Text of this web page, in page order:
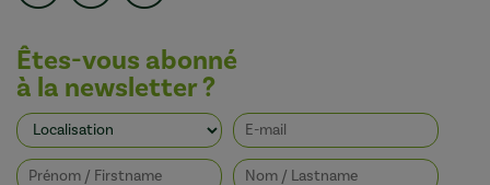
Êtes-vous abonné
à la newsletter ?